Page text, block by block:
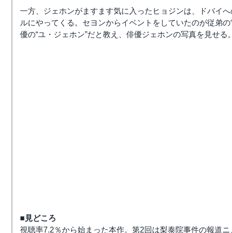
一方、ジェホンがますます気に入ったヒョジンは、ドバイ
ルにやってくる。セヨンからイベントをしていたのが従弟
優の“ユ・ジェホン”だと教え、俳優ジェホンの写真を見せる。
■見どころ
視聴率7.2％から始まった本作。第2回は梨泰院事件の報道